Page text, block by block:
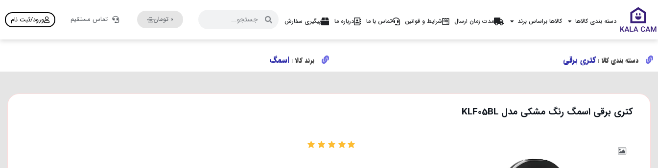
دسته بندی کالاها کالاها براساس برند مدت زمان ارسال شرایط و قوانین تماس با ما درباره ما پیگیری سفارش 0 تومان تماس مستقیم ورود/ثبت نام
دسته بندی کالا : کتری برقی برند کالا : اسمگ دسته بندی کالا : کتری برقی برند کالا : اسمگ
کتری برقی اسمگ رنگ مشکی مدل KLF05BL